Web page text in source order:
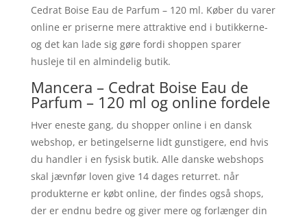
Cedrat Boise Eau de Parfum – 120 ml. Køber du varer
online er priserne mere attraktive end i butikkerne-
og det kan lade sig gøre fordi shoppen sparer
husleje til en almindelig butik.
Mancera – Cedrat Boise Eau de
Parfum – 120 ml og online fordele
Hver eneste gang, du shopper online i en dansk
webshop, er betingelserne lidt gunstigere, end hvis
du handler i en fysisk butik. Alle danske webshops
skal jævnfør loven give 14 dages returret. når
produkterne er købt online, der findes også shops,
der er endnu bedre og giver mere og forlænger din